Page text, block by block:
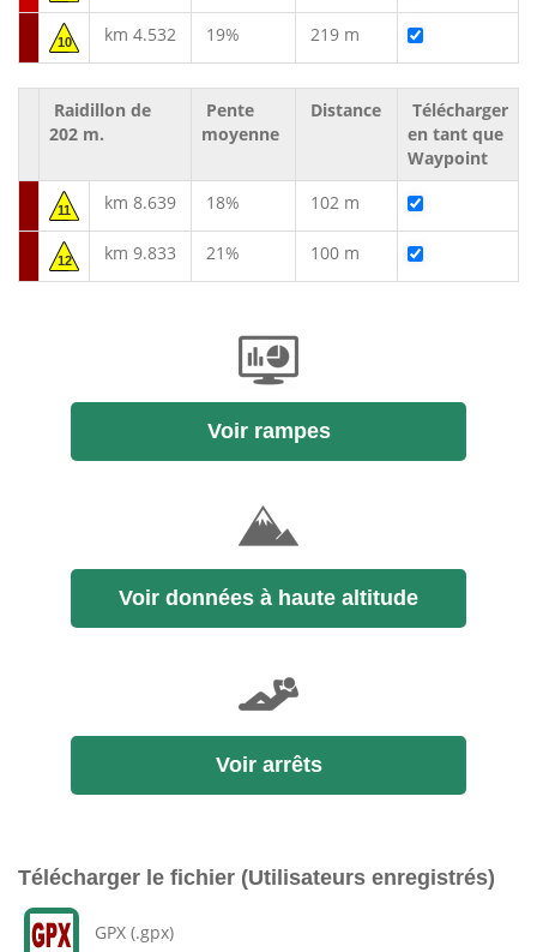
10 km 4.532 19% 219 m
Raidillon de
202 m.
Pente
moyenne
Distance
Télécharger
en tant que
Waypoint
11 km 8.639 18% 102 m
12 km 9.833 21% 100 m
Voir rampes
Voir données à haute altitude
Voir arrêts
Télécharger le fichier (Utilisateurs enregistrés)
GPX (.gpx)